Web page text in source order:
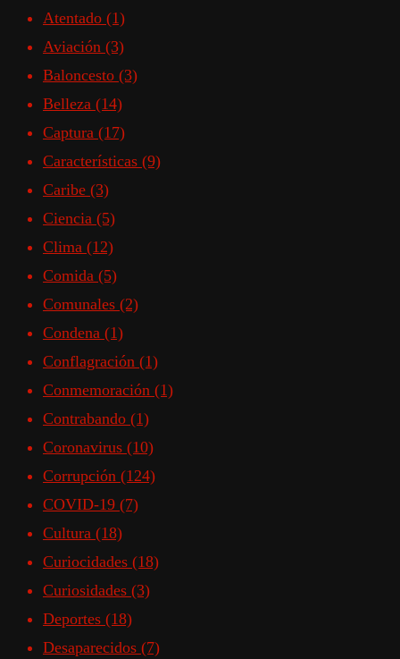
Atentado (1)
Aviación (3)
Baloncesto (3)
Belleza (14)
Captura (17)
Características (9)
Caribe (3)
Ciencia (5)
Clima (12)
Comida (5)
Comunales (2)
Condena (1)
Conflagración (1)
Conmemoración (1)
Contrabando (1)
Coronavirus (10)
Corrupción (124)
COVID-19 (7)
Cultura (18)
Curiocidades (18)
Curiosidades (3)
Deportes (18)
Desaparecidos (7)